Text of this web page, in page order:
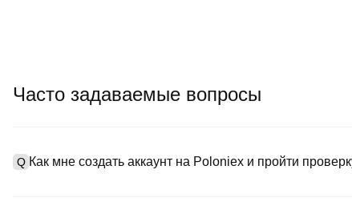
Часто задаваемые вопросы
Q Как мне создать аккаунт на Poloniex и пройти